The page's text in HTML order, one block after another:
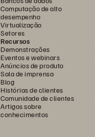
Computação de alto
desempenho
Virtualização
Setores
Recursos
Demonstrações
Eventos e webinars
Anúncios de produto
Sala de imprensa
Blog
Histórias de clientes
Comunidade de clientes
Artigos sobre
conhecimentos